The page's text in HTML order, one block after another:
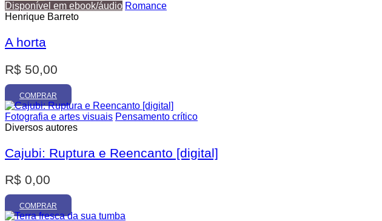
Disponível em ebook/áudio Romance
Henrique Barreto
A horta
R$ 50,00
COMPRAR
Fotografia e artes visuais Pensamento crítico
Diversos autores
Cajubi: Ruptura e Reencanto [digital]
R$ 0,00
COMPRAR